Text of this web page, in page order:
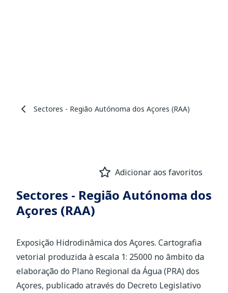
Sectores - Região Autónoma dos Açores (RAA)
Adicionar aos favoritos
Sectores - Região Autónoma dos
Açores (RAA)
Exposição Hidrodinâmica dos Açores. Cartografia
vetorial produzida à escala 1: 25000 no âmbito da
elaboração do Plano Regional da Água (PRA) dos
Açores, publicado através do Decreto Legislativo